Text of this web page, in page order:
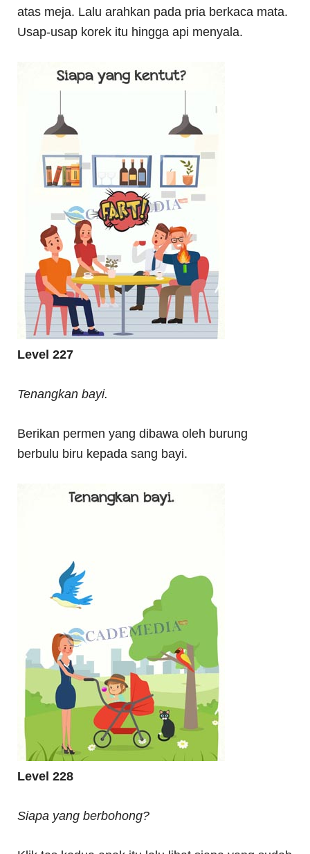
atas meja. Lalu arahkan pada pria berkaca mata.
Usap-usap korek itu hingga api menyala.
Level 227
Tenangkan bayi.
Berikan permen yang dibawa oleh burung
berbulu biru kepada sang bayi.
Level 228
Siapa yang berbohong?